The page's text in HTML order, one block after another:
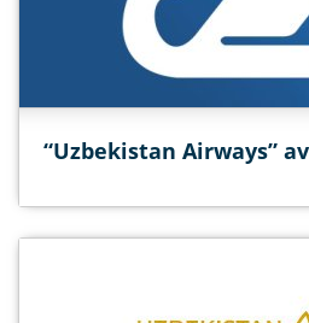
“Uzbekistan Airways”